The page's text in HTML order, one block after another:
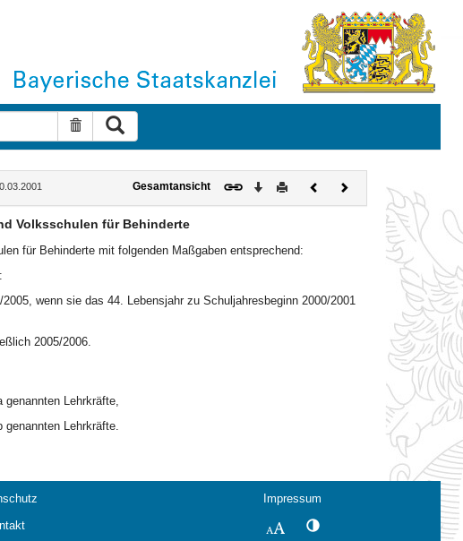
Suche zurücksetzen
Gesamtansicht Download
DruckenVorherigesNächstes
Dokument
Volksschulen für Behinderte
für Behinderte mit folgenden Maßgaben entsprechend:
wenn sie das 44. Lebensjahr zu Schuljahresbeginn 2000/2001
2005/2006.
Lehrkräfte,
Lehrkräfte.
Impressum
SchriftgrößeKontrastwechsel